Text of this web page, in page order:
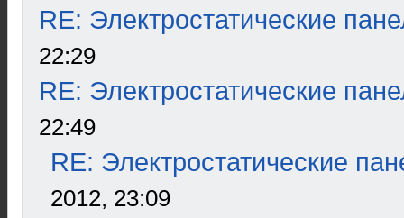
RE: Электростатические
22:29
RE: Электростатические
22:49
RE: Электростатические
2012, 23:09